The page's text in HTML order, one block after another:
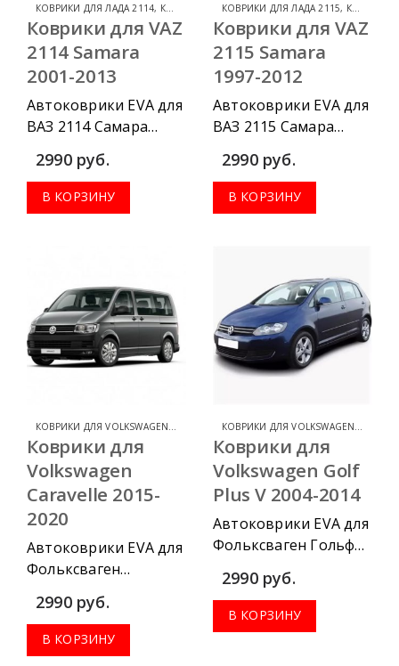
КОВРИКИ ДЛЯ ЛАДА 2114, КОВРИКИ ДЛЯ ЛАДА
Коврики для VAZ
2114 Samara
2001-2013
Автоковрики EVA для
ВАЗ 2114 Самара
приобрести в
комплектации:
водительский
2990 руб.
В КОРЗИНУ
КОВРИКИ ДЛЯ ЛАДА 2115, КОВРИКИ ДЛЯ ЛАДА
Коврики для VAZ
2115 Samara
1997-2012
Автоковрики EVA для
ВАЗ 2115 Cамара
приобрести в
комплектации:
водительский
коврик в багажник.
2990 руб.
В КОРЗИНУ
КОВРИКИ ДЛЯ VOLKSWAGEN CARAVELLE ,КОВРИКИ ДЛЯ VOLKSWAGEN
Коврики для
Volkswagen
Caravelle 2015-
2020
Автоковрики EVA для
Фольксваген
можно приобрести в
комплектации:
водительский
2990 руб.
В КОРЗИНУ
КОВРИКИ ДЛЯ VOLKSWAGEN GOLF
Коврики для
Volkswagen Golf
Plus V 2004-2014
Автоковрики EVA для
Фольксваген Гольф
можно приобрести в
комплектации:
водительский
2990 руб.
В КОРЗИНУ